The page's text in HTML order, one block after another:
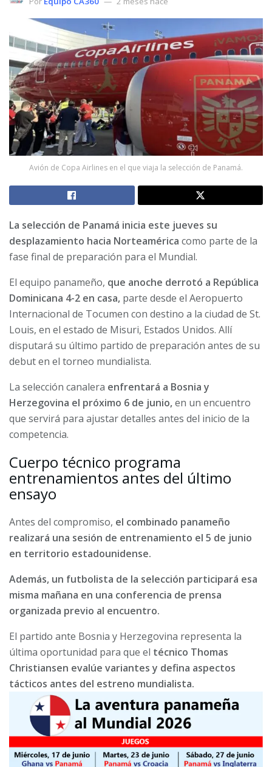
Avión de Copa Airlines en el que viaja la selección de Panamá.
La selección de Panamá inicia este jueves su
desplazamiento hacia Norteamérica como parte de la
fase final de preparación para el Mundial.
El equipo panameño, que anoche derrotó a República
Dominicana 4-2 en casa, parte desde el Aeropuerto
Internacional de Tocumen con destino a la ciudad de St.
Louis, en el estado de Misuri, Estados Unidos. Allí
disputará su último partido de preparación antes de su
debut en el torneo mundialista.
La selección canalera enfrentará a Bosnia y
Herzegovina el próximo 6 de junio,en un encuentro
que servirá para ajustar detalles antes del inicio de la
competencia.
Cuerpo técnico programa
entrenamientos antes del último
ensayo
Antes del compromiso, el combinado panameño
realizará una sesión de entrenamiento el 5 de junio
en territorio estadounidense.
Además, un futbolista de la selección participará esa
misma mañana en una conferencia de prensa
organizada previo al encuentro.
El partido ante Bosnia y Herzegovina representa la
última oportunidad para que el técnico Thomas
Christiansen evalúe variantes y defina aspectos
tácticos antes del estreno mundialista.